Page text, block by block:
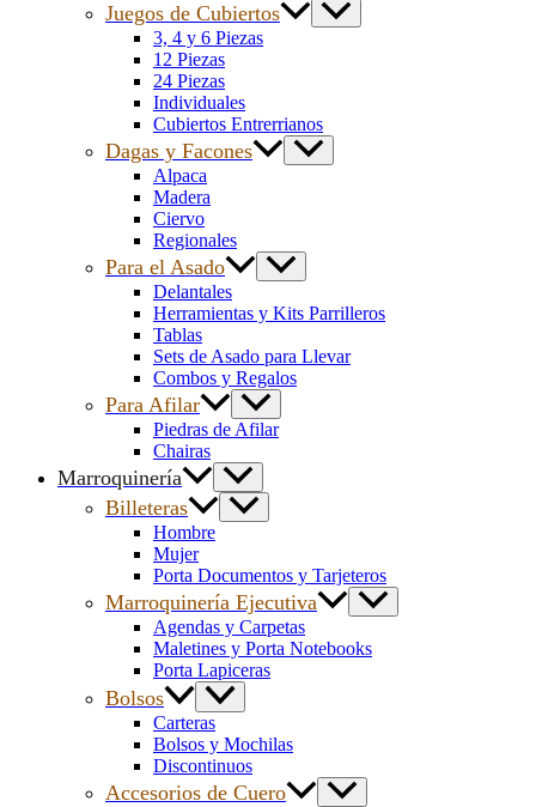
Juegos de Cubiertos
3, 4 y 6 Piezas
12 Piezas
24 Piezas
Individuales
Cubiertos Entrerrianos
Dagas y Facones
Alpaca
Madera
Ciervo
Regionales
Para el Asado
Delantales
Herramientas y Kits Parrilleros
Tablas
Sets de Asado para Llevar
Combos y Regalos
Para Afilar
Piedras de Afilar
Chairas
Marroquinería
Billeteras
Hombre
Mujer
Porta Documentos y Tarjeteros
Marroquinería Ejecutiva
Agendas y Carpetas
Maletines y Porta Notebooks
Porta Lapiceras
Bolsos
Carteras
Bolsos y Mochilas
Discontinuos
Accesorios de Cuero